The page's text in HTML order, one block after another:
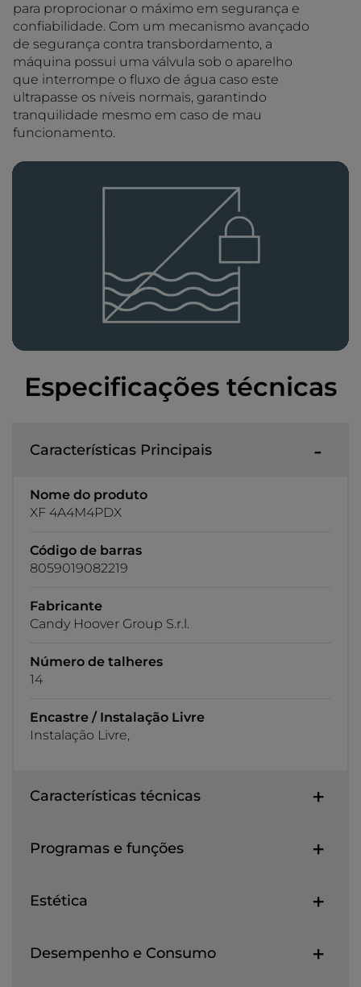
para proprocionar o máximo em segurança e
confiabilidade. Com um mecanismo avançado
de segurança contra transbordamento, a
máquina possui uma válvula sob o aparelho
que interrompe o fluxo de água caso este
ultrapasse os níveis normais, garantindo
tranquilidade mesmo em caso de mau
funcionamento.
Especificações técnicas
Características Principais
Nome do produto
XF 4A4M4PDX
Código de barras
8059019082219
Fabricante
Candy Hoover Group S.r.l.
Número de talheres
14
Encastre / Instalação Livre
Instalação Livre,
Características técnicas
Programas e funções
Estética
Desempenho e Consumo